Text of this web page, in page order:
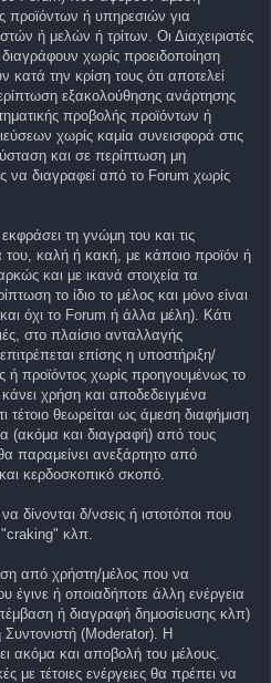
προϊόντων ή υπηρεσιών για
ή μελών ή τρίτων. Οι Διαχειριστές
χωρίς προειδοποίηση
την κρίση τους ότι αποτελεί
εξακολούθησης ανάρτησης
προβολής προϊόντων ή
χωρίς καμία συνεισφορά στις
και σε περίπτωση μη
να διαγραφεί από το Forum χωρίς
τη γνώμη του και τις
του, καλή ή κακή, με κάποιο προϊόν ή
και με ικανά στοιχεία τα
το ίδιο το μέλος και μόνο είναι
όχι το Forum ή άλλα μέλη). Κάτι
στο πλαίσιο ανταλλαγής
επίσης η υποστήριξη/
ή προϊόντος χωρίς προηγουμένως το
χρήση και αποδεδειγμένα
θεωρείται ως άμεση διαφήμιση
(ακόμα και διαγραφή) από τους
παραμείνει ανεξάρτητο από
κερδοσκοπικό σκοπό.
δίνονται δ/νσεις ή ιστοτόποι που
κλπ.
από χρήστη/μέλος που να
έγινε ή οποιαδήποτε άλλη ενέργεια
ή διαγραφή δημοσίευσης κλπ)
(Moderator). Η
ακόμα και αποβολή του μέλους.
με τέτοιες ενέργειες θα πρέπει να